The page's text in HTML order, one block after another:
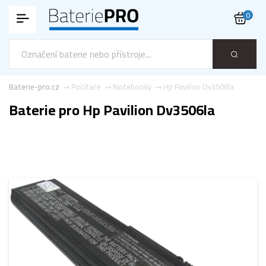
0
Hp Pavilion Dv3506la
Notebooky
Počítače
Baterie-pro.cz
Baterie pro Hp Pavilion Dv3506la